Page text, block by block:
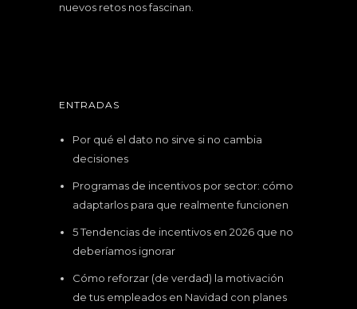
nuevos retos nos fascinan.
ENTRADAS
Por qué el dato no sirve si no cambia
decisiones
Programas de incentivos por sector: cómo
adaptarlos para que realmente funcionen
5 Tendencias de incentivos en 2026 que no
deberíamos ignorar
Cómo reforzar (de verdad) la motivación
de tus empleados en Navidad con planes